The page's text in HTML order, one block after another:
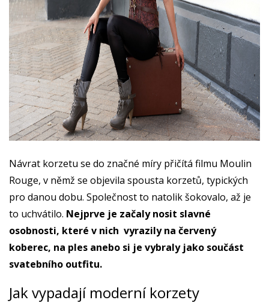
Návrat korzetu se do značné míry přičítá filmu Moulin
Rouge, v němž se objevila spousta korzetů, typických
pro danou dobu. Společnost to natolik šokovalo, až je
to uchvátilo. Nejprve je začaly nosit slavné
osobnosti, které v nich vyrazily na červený
koberec, na ples anebo si je vybraly jako součást
svatebního outfitu.
Jak vypadají moderní korzety